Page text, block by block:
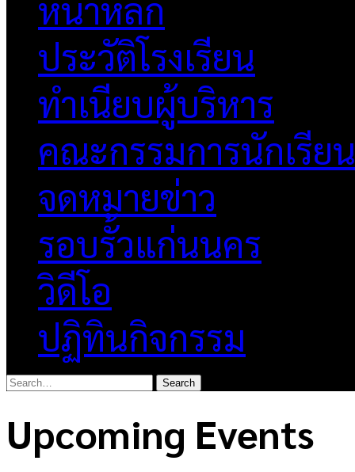
หน้าหลัก
ประวัติโรงเรียน
ทำเนียบผู้บริหาร
คณะกรรมการนักเรียน
จดหมายข่าว
รอบรั้วแก่นนคร
วิดีโอ
ปฏิทินกิจกรรม
Upcoming Events